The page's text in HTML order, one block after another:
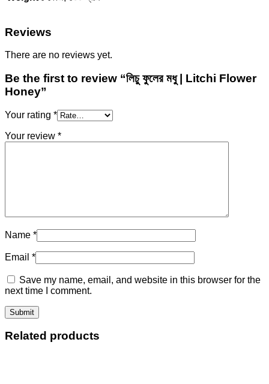
Reviews
There are no reviews yet.
Be the first to review “লিচু ফুলের মধু | Litchi Flower
Honey”
Your rating *
Your review *
Name *
Email *
Save my name, email, and website in this browser for the
next time I comment.
Related products